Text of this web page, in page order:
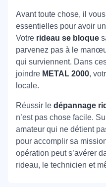
Avant toute chose, il
essentielles pour avoir
Votre rideau se bloque
parvenez pas à le
qui surviennent. Dans
joindre METAL 2000,
locale.
Réussir le dépannage
n’est pas chose facile.
amateur qui ne détient
pour accomplir sa
opération peut s’avérer
rideau, le technicien et